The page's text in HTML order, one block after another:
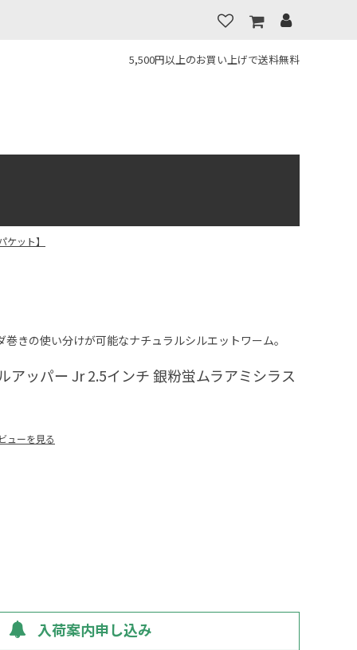
5,500円以上のお買い上げで送料無料
ット】
きの使い分けが可能なナチュラルシルエットワーム。
アッパー Jr 2.5インチ 銀粉蛍ムラアミシラス
ューを見る
入荷案内申し込み